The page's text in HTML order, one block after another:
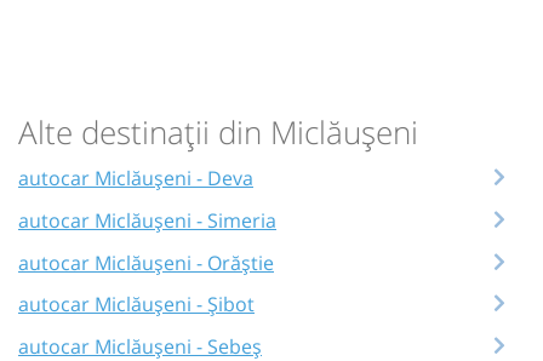
Alte destinații din Miclăușeni
autocar Miclăușeni - Deva
autocar Miclăușeni - Simeria
autocar Miclăușeni - Orăștie
autocar Miclăușeni - Șibot
autocar Miclăușeni - Sebeș